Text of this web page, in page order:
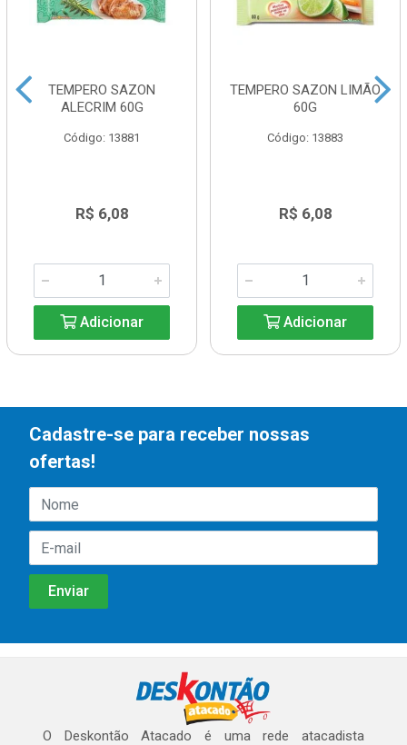
TEMPERO SAZON
ALECRIM 60G
Código: 13881
R$ 6,08
Adicionar
TEMPERO SAZON LIMÃO
60G
Código: 13883
R$ 6,08
Adicionar
Cadastre-se para receber nossas
ofertas!
O Deskontão Atacado é uma rede atacadista